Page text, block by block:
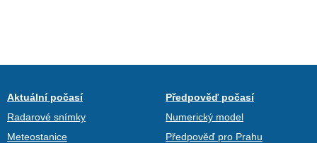
Aktuální počasí
Radarové snímky
Meteostanice
Předpověď počasí
Numerický model
Předpověď pro Prahu